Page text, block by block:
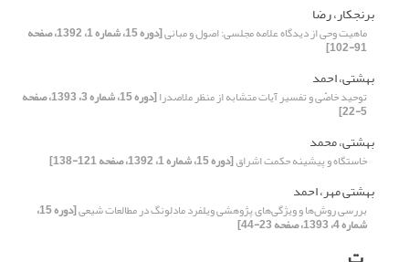
برنجکار، رضا
ماهیت وحی از دیدگاه علامه مجلسی: اصول و مبانی [دوره 15، شماره 1، 1392، صفحه
91-102]
بهشتی، احمد
توحید خاصّی و تفسیر آیات متشابه از منظر ملاصدرا [دوره 15، شماره 3، 1393، صفحه
5-22]
بهشتی، محمد
خاستگاه و پیشینه حکمت اشراق[دوره 15، شماره 1، 1392، صفحه 121-138]
بهشتی مهر، احمد
بررسی روش‌ها و ویژگی‌های پژوهشی ویلفرد مادلونگ در مطالعات شیعی [دوره 15،
شماره 4، 1393، صفحه 23-44]